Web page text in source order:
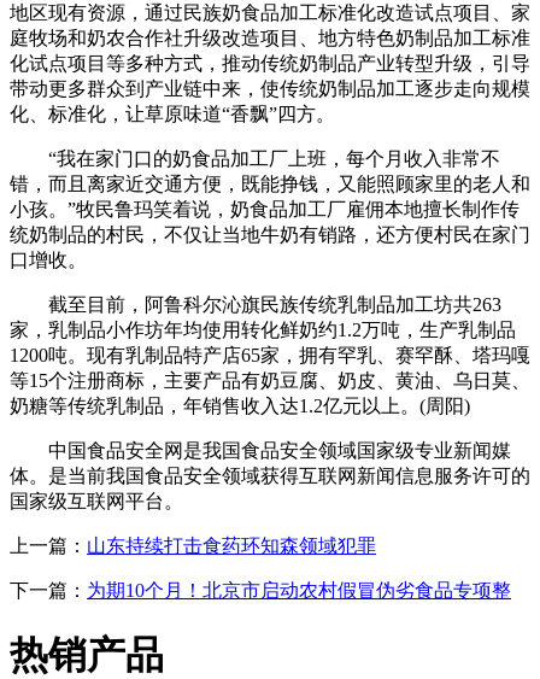
地区现有资源，通过民族奶食品加工标准化改造试点项目、家
庭牧场和奶农合作社升级改造项目、地方特色奶制品加工标准
化试点项目等多种方式，推动传统奶制品产业转型升级，引导
带动更多群众到产业链中来，使传统奶制品加工逐步走向规模
化、标准化，让草原味道“香飘”四方。
“我在家门口的奶食品加工厂上班，每个月收入非常不
错，而且离家近交通方便，既能挣钱，又能照顾家里的老人和
小孩。”牧民鲁玛笑着说，奶食品加工厂雇佣本地擅长制作传
统奶制品的村民，不仅让当地牛奶有销路，还方便村民在家门
口增收。
截至目前，阿鲁科尔沁旗民族传统乳制品加工坊共263
家，乳制品小作坊年均使用转化鲜奶约1.2万吨，生产乳制品
1200吨。现有乳制品特产店65家，拥有罕乳、赛罕酥、塔玛嘎
等15个注册商标，主要产品有奶豆腐、奶皮、黄油、乌日莫、
奶糖等传统乳制品，年销售收入达1.2亿元以上。(周阳)
中国食品安全网是我国食品安全领域国家级专业新闻媒
体。是当前我国食品安全领域获得互联网新闻信息服务许可的
国家级互联网平台。
上一篇： 山东持续打击食药环知森领域犯罪
下一篇： 为期10个月！北京市启动农村假冒伪劣食品专项整
热销产品